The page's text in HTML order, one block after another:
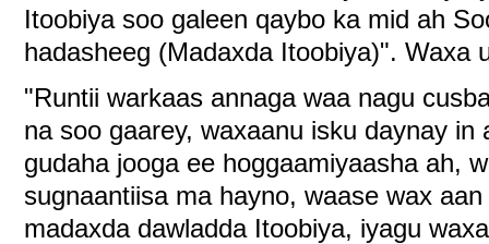
Itoobiya soo galeen qaybo ka mid ah
hadasheeg (Madaxda Itoobiya)". Waxa
"Runtii warkaas annaga waa nagu
na soo gaarey, waxaanu isku daynay in
gudaha jooga ee hoggaamiyaasha ah,
sugnaantiisa ma hayno, waase wax
madaxda dawladda Itoobiya, iyagu